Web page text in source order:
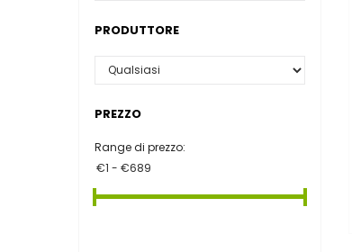
PRODUTTORE
PREZZO
Range di prezzo: